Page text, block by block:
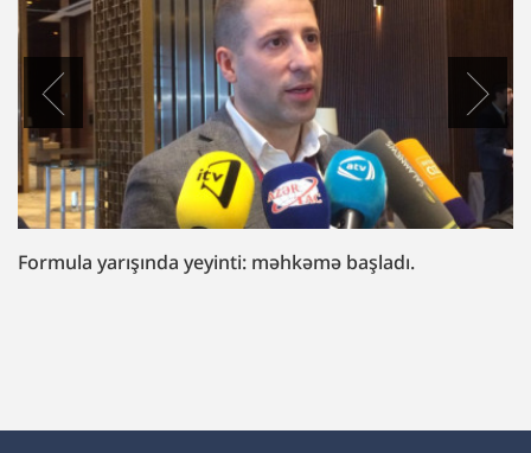
yarışında yeyinti: məhkəmə başladı.